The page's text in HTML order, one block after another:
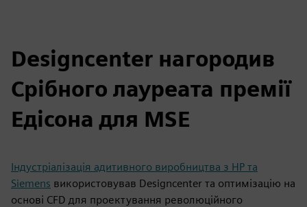
Designcenter нагородив
Срібного лауреата премії
Едісона для MSE
Індустріалізація адитивного виробництва з HP та
Siemens використовував Designcenter та оптимізацію на
основі CFD для проектування революційного